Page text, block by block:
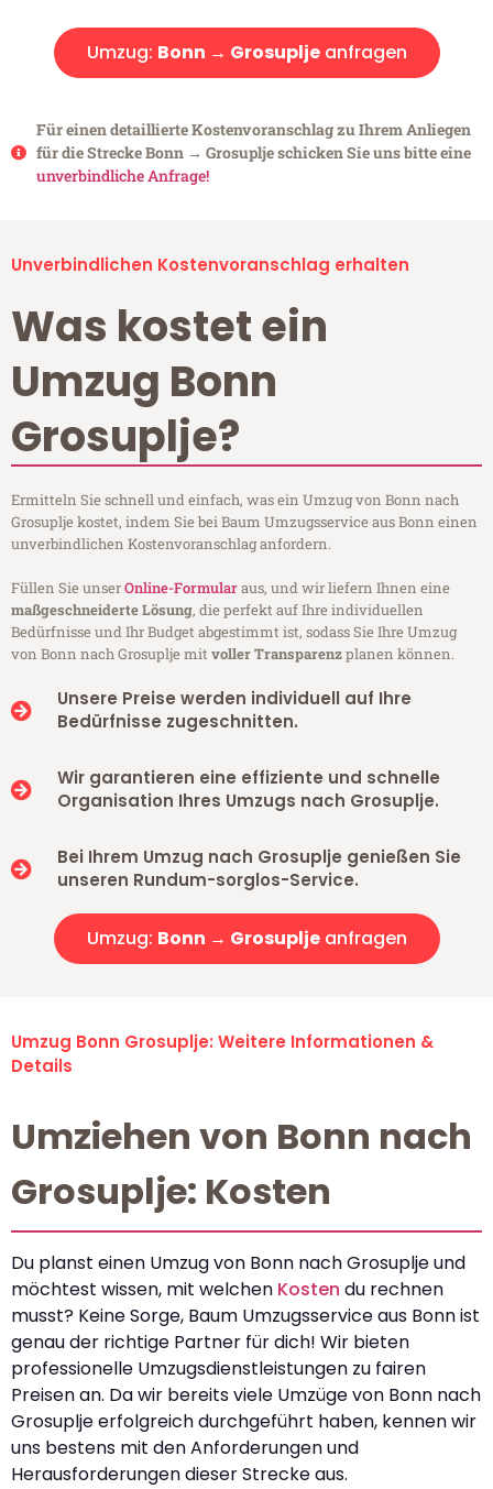
Umzug: Bonn → Grosupljeanfragen
Für einen detaillierte Kostenvoranschlag zu Ihrem Anliegen
für die Strecke Bonn → Grosuplje schicken Sie uns bitte eine
unverbindliche Anfrage!
Unverbindlichen Kostenvoranschlag erhalten
Was kostet ein
Umzug Bonn
Grosuplje?
Ermitteln Sie schnell und einfach, was ein Umzug von Bonn nach
Grosuplje kostet, indem Sie bei Baum Umzugsservice aus Bonn einen
unverbindlichen Kostenvoranschlag anfordern.
Füllen Sie unserOnline-Formularaus, und wir liefern Ihnen eine
maßgeschneiderte Lösung, die perfekt auf Ihre individuellen
Bedürfnisse und Ihr Budget abgestimmt ist, sodass Sie Ihre Umzug
von Bonn nach Grosuplje mitvoller Transparenzplanen können.
Unsere Preise werden individuell auf Ihre
Bedürfnisse zugeschnitten.
Wir garantieren eine effiziente und schnelle
Organisation Ihres Umzugs nach Grosuplje.
Bei Ihrem Umzug nach Grosuplje genießen Sie
unseren Rundum-sorglos-Service.
Umzug: Bonn → Grosupljeanfragen
Umzug Bonn Grosuplje: Weitere Informationen &
Details
Umziehen von Bonn nach
Grosuplje: Kosten
Du planst einen Umzug von Bonn nach Grosuplje und
möchtest wissen, mit welchen Kosten du rechnen
musst? Keine Sorge, Baum Umzugsservice aus Bonn ist
genau der richtige Partner für dich! Wir bieten
professionelle Umzugsdienstleistungen zu fairen
Preisen an. Da wir bereits viele Umzüge von Bonn nach
Grosuplje erfolgreich durchgeführt haben, kennen wir
uns bestens mit den Anforderungen und
Herausforderungen dieser Strecke aus.